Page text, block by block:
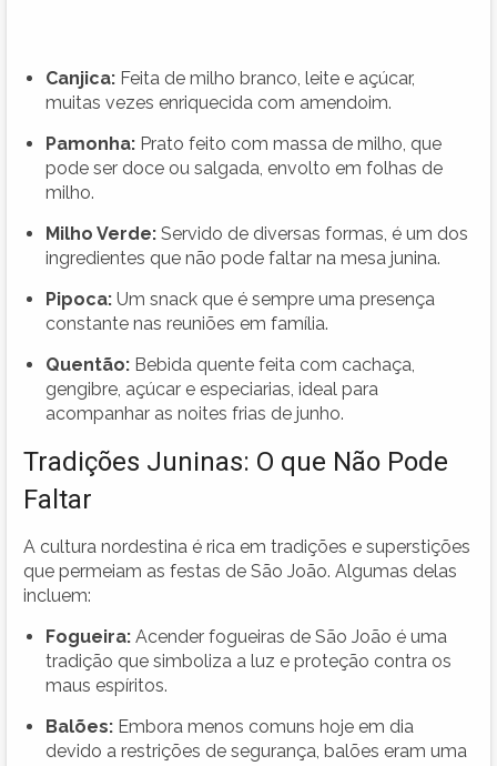
Canjica: Feita de milho branco, leite e açúcar,
muitas vezes enriquecida com amendoim.
Pamonha: Prato feito com massa de milho, que
pode ser doce ou salgada, envolto em folhas de
milho.
Milho Verde: Servido de diversas formas, é um dos
ingredientes que não pode faltar na mesa junina.
Pipoca: Um snack que é sempre uma presença
constante nas reuniões em família.
Quentão: Bebida quente feita com cachaça,
gengibre, açúcar e especiarias, ideal para
acompanhar as noites frias de junho.
Tradições Juninas: O que Não Pode
Faltar
A cultura nordestina é rica em tradições e superstições
que permeiam as festas de São João. Algumas delas
incluem:
Fogueira: Acender fogueiras de São João é uma
tradição que simboliza a luz e proteção contra os
maus espíritos.
Balões: Embora menos comuns hoje em dia
devido a restrições de segurança, balões eram uma